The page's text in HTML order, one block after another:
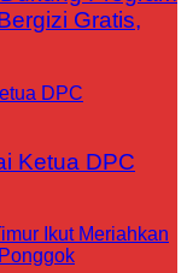
Gratis,
Ketua DPC